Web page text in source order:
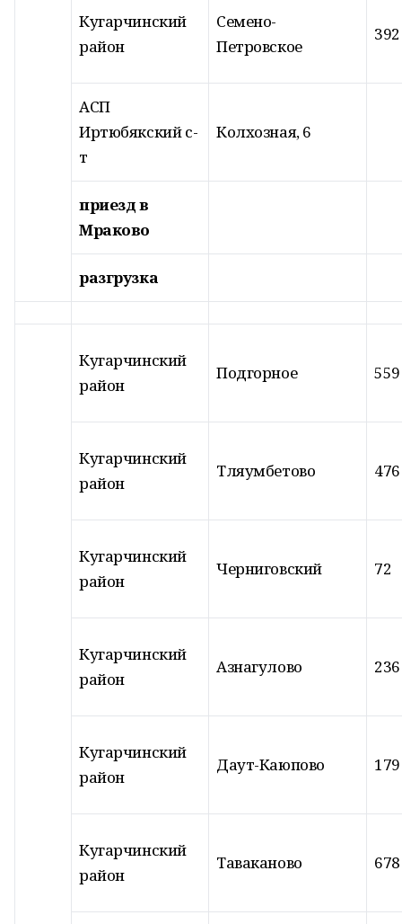
Кугарчинский
район
Семено-
Петровское
392
АСП
Иртюбякский с-
т
Колхозная, 6
приезд в
Мраково
разгрузка
Кугарчинский
район
Подгорное 559
Кугарчинский
район
Тляумбетово 476
Кугарчинский
район
Черниговский 72
Кугарчинский
район
Азнагулово 236
Кугарчинский
район
Даут-Каюпово 179
Кугарчинский
район
Таваканово 678